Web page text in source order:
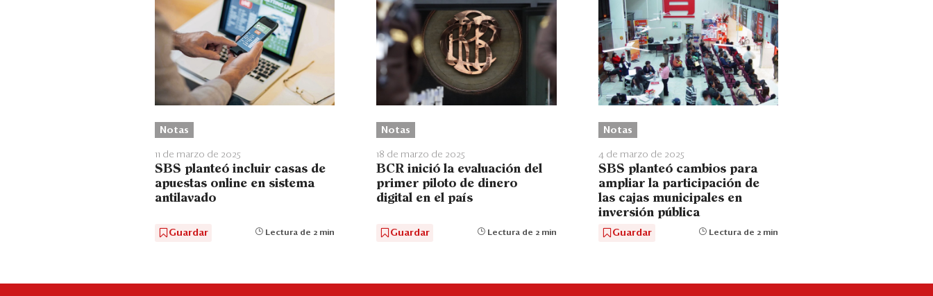
Notas
11 de marzo de 2025
SBS planteó incluir casas de
apuestas online en sistema
antilavado
Guardar Lectura de 2 min
Notas
18 de marzo de 2025
BCR inició la evaluación del
primer piloto de dinero
digital en el país
Guardar Lectura de 2 min
Notas
4 de marzo de 2025
SBS planteó cambios para
ampliar la participación de
las cajas municipales en
inversión pública
Guardar Lectura de 2 min